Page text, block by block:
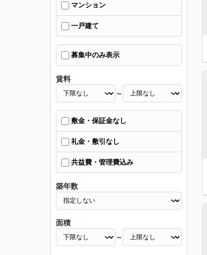
マンション
一戸建て
募集中のみ表示
賃料
～
敷金・保証金なし
礼金・敷引なし
共益費・管理費込み
築年数
面積
～